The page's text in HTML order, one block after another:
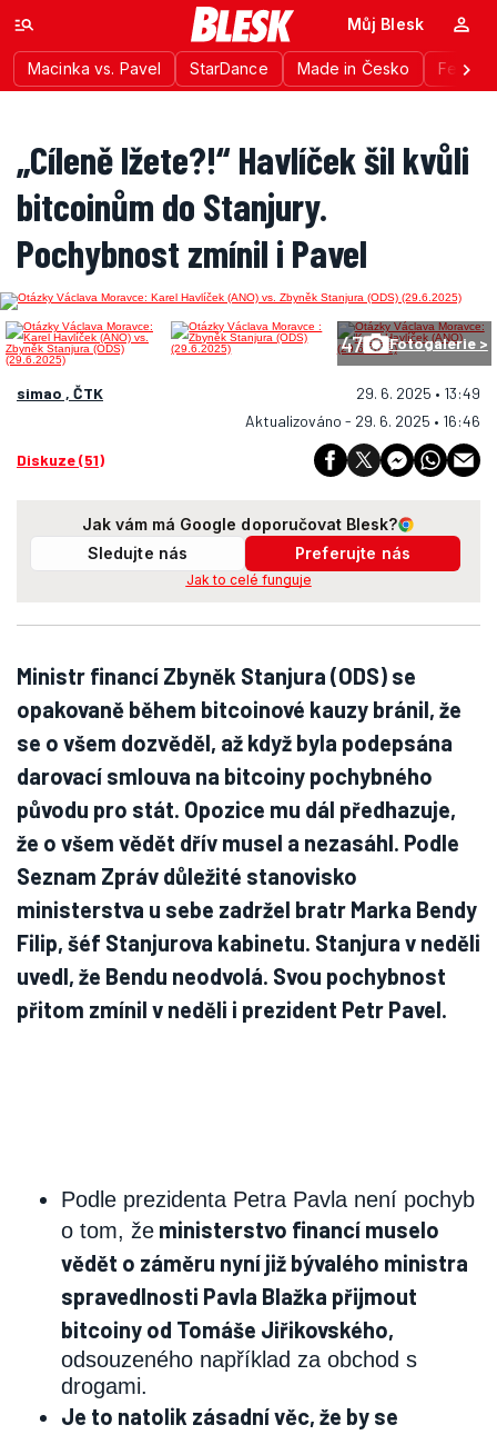
Macinka vs. Pavel StarDance Made in Česko
Můj Blesk
„Cíleně lžete?!“ Havlíček šil kvůli
bitcoinům do Stanjury.
Pochybnost zmínil i Pavel
47 Fotogalerie >
simao , ČTK
29. 6. 2025 • 13:49
Aktualizováno - 29. 6. 2025 • 16:46
Diskuze (51)
Jak vám má Google doporučovat Blesk?
Sledujte nás
Preferujte nás
Jak to celé funguje
Ministr financí Zbyněk Stanjura (ODS) se
opakovaně během bitcoinové kauzy bránil, že
se o všem dozvěděl, až když byla podepsána
darovací smlouva na bitcoiny pochybného
původu pro stát. Opozice mu dál předhazuje,
že o všem vědět dřív musel a nezasáhl. Podle
Seznam Zpráv důležité stanovisko
ministerstva u sebe zadržel bratr Marka Bendy
Filip, šéf Stanjurova kabinetu. Stanjura v neděli
uvedl, že Bendu neodvolá. Svou pochybnost
přitom zmínil v neděli i prezident Petr Pavel.
Podle prezidenta Petra Pavla není pochyb
o tom, že ministerstvo financí muselo
vědět o záměru nyní již bývalého ministra
spravedlnosti Pavla Blažka přijmout
bitcoiny od Tomáše Jiřikovského,
odsouzeného například za obchod s
drogami.
Je to natolik zásadní věc, že by se